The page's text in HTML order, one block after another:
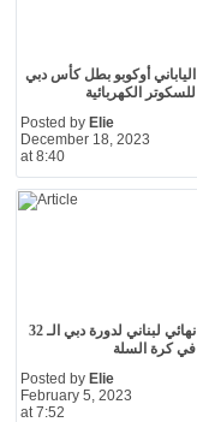
الياباني أوكوبو بطل كأس دبي
للسكوتر الكهربائية
Posted by Elie
December 18, 2023
at 8:40
نهائي لبناني لدورة دبي الـ 32
في كرة السلة
Posted by Elie
February 5, 2023
at 7:52